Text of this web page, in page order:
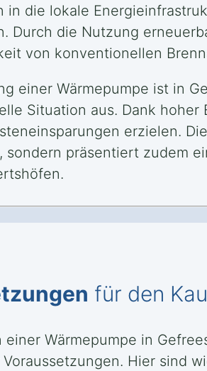
in die lokale
Durch die Nutzung
von konventionellen
einer Wärmepumpe ist in
Situation aus. Dank
erzielen.
sondern präsentiert zudem
für den
einer Wärmepumpe in
Hier sind